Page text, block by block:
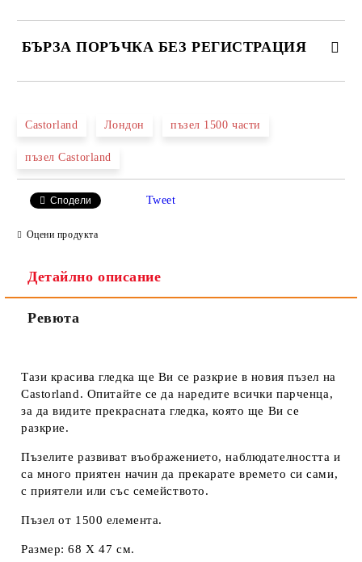
БЪРЗА ПОРЪЧКА БЕЗ РЕГИСТРАЦИЯ
Ние ще се свържем с вас в рамките на работния ден.
Castorland Лондон пъзел 1500 части
пъзел Castorland
Сподели Tweet
Оцени продукта
Детайлно описание
Ревюта
Тази красива гледка ще Ви се разкрие в новия пъзел на
Castorland. Опитайте се да наредите всички парченца,
за да видите прекрасната гледка, която ще Ви се
разкрие.
Пъзелите развиват въображението, наблюдателността и
са много приятен начин да прекарате времето си сами,
с приятели или със семейството.
Пъзел от 1500 елемента.
Размер: 68 Х 47 см.